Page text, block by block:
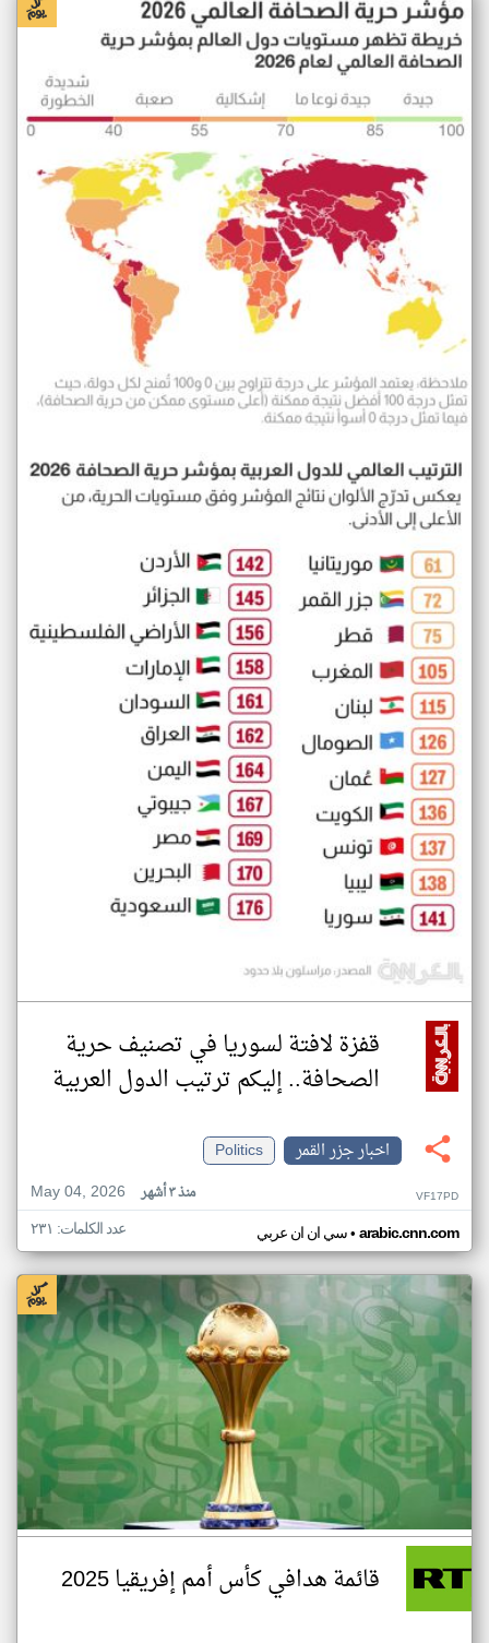
قفزة لافتة لسوريا في تصنيف حرية
الصحافة.. إليكم ترتيب الدول العربية
اخبار جزر القمر
Politics
May 04, 2026
منذ ٣ أشهر VF17PD
سي ان ان عربي• arabic.cnn.com عدد الكلمات: ٢٣١
قائمة هدافي كأس أمم إفريقيا 2025